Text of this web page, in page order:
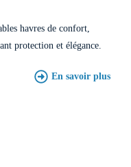
havres de confort,
protection et élégance.
En savoir plus